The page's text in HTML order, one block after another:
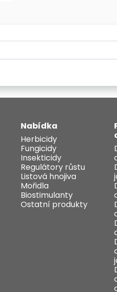
Nabídka
Herbicidy
Fungicidy
Insekticidy
Regulátory růstu
Listová hnojiva
Mořidla
Biostimulanty
Ostatní produkty